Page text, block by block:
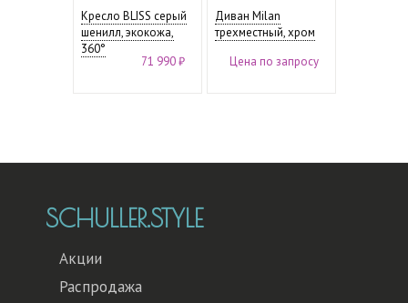
Кресло BLISS серый
шенилл, экокожа,
360°
71 990 ₽
Диван Milan
трехместный, хром
Цена по запросу
SCHULLER.STYLE
Акции
Распродажа